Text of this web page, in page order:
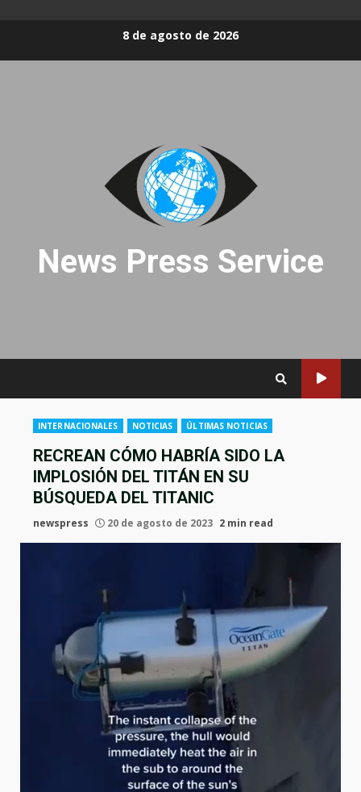
8 de agosto de 2026
News Press Service
INTERNACIONALES NOTICIAS ÚLTIMAS NOTICIAS
RECREAN CÓMO HABRÍA SIDO LA
IMPLOSIÓN DEL TITÁN EN SU
BÚSQUEDA DEL TITANIC
newspress 20 de agosto de 2023 2 min read